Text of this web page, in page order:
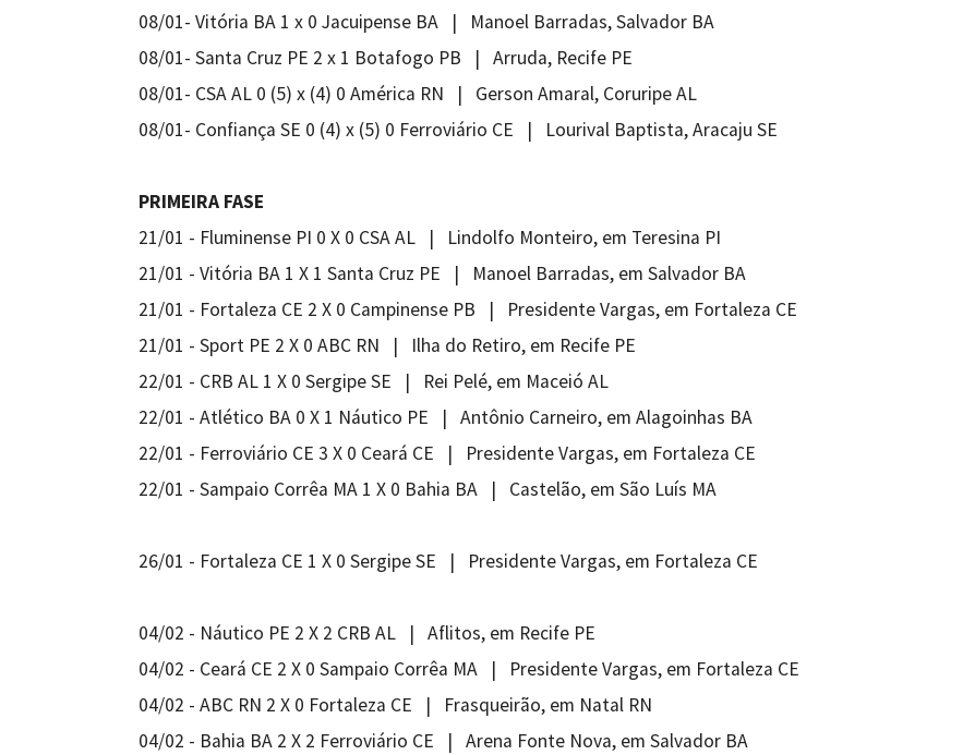
08/01- Vitória BA 1 x 0 Jacuipense BA | Manoel Barradas, Salvador BA
08/01- Santa Cruz PE 2 x 1 Botafogo PB | Arruda, Recife PE
08/01- CSA AL 0 (5) x (4) 0 América RN | Gerson Amaral, Coruripe AL
08/01- Confiança SE 0 (4) x (5) 0 Ferroviário CE | Lourival Baptista, Aracaju SE
PRIMEIRA FASE
21/01 - Fluminense PI 0 X 0 CSA AL | Lindolfo Monteiro, em Teresina PI
21/01 - Vitória BA 1 X 1 Santa Cruz PE | Manoel Barradas, em Salvador BA
21/01 - Fortaleza CE 2 X 0 Campinense PB | Presidente Vargas, em Fortaleza CE
21/01 - Sport PE 2 X 0 ABC RN | Ilha do Retiro, em Recife PE
22/01 - CRB AL 1 X 0 Sergipe SE | Rei Pelé, em Maceió AL
22/01 - Atlético BA 0 X 1 Náutico PE | Antônio Carneiro, em Alagoinhas BA
22/01 - Ferroviário CE 3 X 0 Ceará CE | Presidente Vargas, em Fortaleza CE
22/01 - Sampaio Corrêa MA 1 X 0 Bahia BA | Castelão, em São Luís MA
26/01 - Fortaleza CE 1 X 0 Sergipe SE | Presidente Vargas, em Fortaleza CE
04/02 - Náutico PE 2 X 2 CRB AL | Aflitos, em Recife PE
04/02 - Ceará CE 2 X 0 Sampaio Corrêa MA | Presidente Vargas, em Fortaleza CE
04/02 - ABC RN 2 X 0 Fortaleza CE | Frasqueirão, em Natal RN
04/02 - Bahia BA 2 X 2 Ferroviário CE | Arena Fonte Nova, em Salvador BA